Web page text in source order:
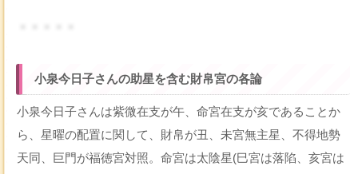
小泉今日子さんの助星を含む財帛宮の各論
小泉今日子さんは紫微在支が午、命宮在支が亥であることか
ら、星曜の配置に関して、財帛が丑、未宮無主星、不得地勢
天同、巨門が福徳宮対照。命宮は太陰星(巳宮は落陷、亥宮は